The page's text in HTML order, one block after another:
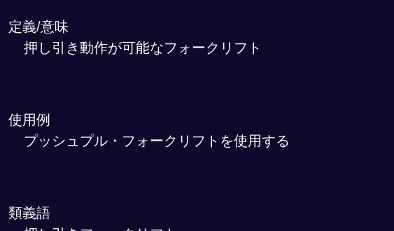
定義/意味
押し引き動作が可能なフォークリフト
使用例
プッシュプル・フォークリフトを使用する
類義語